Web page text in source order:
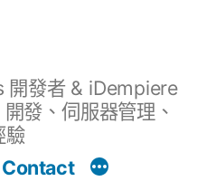
開發者 & iDempiere
發、伺服器管理、
驗
Contact